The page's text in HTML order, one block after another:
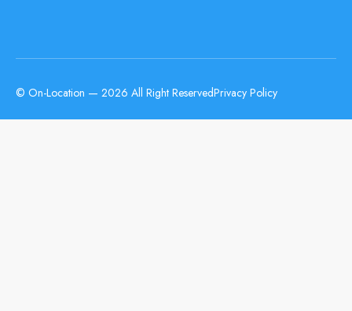
© On-Location — 2026 All Right ReservedPrivacy Policy